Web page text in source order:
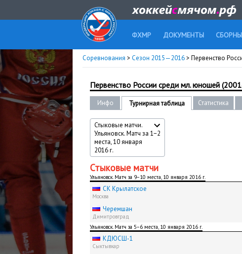
ФХМР ДОКУМЕНТЫ
Соревнования > Сезон 2015—2016> Первенство
Первенство России среди мл. юношей
Инфо Турнирная таблица Статистика
Стыковые матчи.
Ульяновск. Матч за 1−2
места, 10 января
2016 г.
Стыковые матчи
Ульяновск. Матч за 9−10 места, 10 января 2016 г.
СК Крылатское
Москва
Черемшан
Димитровград
Ульяновск. Матч за 5−6 места, 10 января 2016 г.
КДЮСШ-1
Сыктывкар